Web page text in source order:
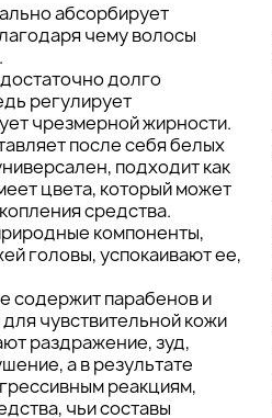
абсорбирует
чему волосы
долго
регулирует
чрезмерной жирности.
после себя белых
подходит как
цвета, который может
средства.
компоненты,
головы, успокаивают ее,
содержит парабенов и
чувствительной кожи
раздражение, зуд,
а в результате
реакциям,
чьи составы